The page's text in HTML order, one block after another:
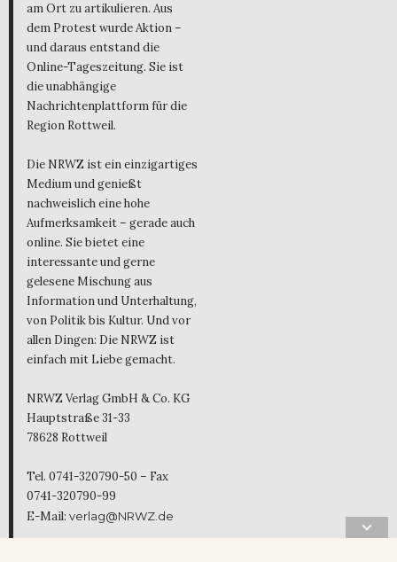
am Ort zu artikulieren. Aus
dem Protest wurde Aktion –
und daraus entstand die
Online-Tageszeitung. Sie ist
die unabhängige
Nachrichtenplattform für die
Region Rottweil.
Die NRWZ ist ein einzigartiges
Medium und genießt
nachweislich eine hohe
Aufmerksamkeit – gerade auch
online. Sie bietet eine
interessante und gerne
gelesene Mischung aus
Information und Unterhaltung,
von Politik bis Kultur. Und vor
allen Dingen: Die NRWZ ist
einfach mit Liebe gemacht.
NRWZ Verlag GmbH & Co. KG
Hauptstraße 31-33
78628 Rottweil
Tel. 0741-320790-50 – Fax
0741-320790-99
E-Mail: verlag@NRWZ.de